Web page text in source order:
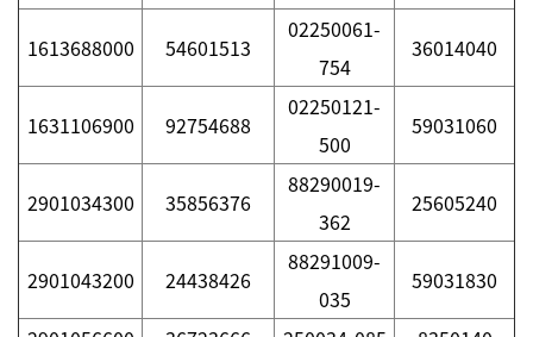
1613688000 54601513
02250061-
754
36014040
1631106900 92754688
02250121-
500
59031060
2901034300 35856376
88290019-
362
25605240
2901043200 24438426
88291009-
035
59031830